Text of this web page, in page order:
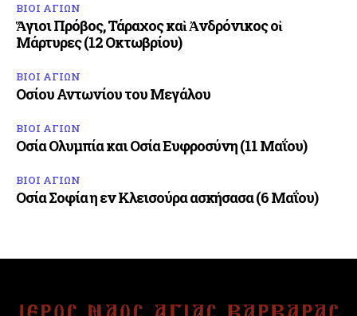
ΒΙΟΙ ΑΓΙΩΝ
Ἅγιοι Πρόβος, Τάραχος καὶ Ἀνδρόνικος οἱ
Μάρτυρες (12 Οκτωβρίου)
ΒΙΟΙ ΑΓΙΩΝ
Οσίου Αντωνίου του Μεγάλου
ΒΙΟΙ ΑΓΙΩΝ
Οσία Ολυμπία και Οσία Ευφροσύνη (11 Μαΐου)
ΒΙΟΙ ΑΓΙΩΝ
Οσία Σοφία η εν Κλεισούρα ασκήσασα (6 Μαΐου)